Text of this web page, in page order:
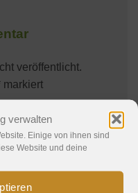
verwalten
Einige von ihnen sind
Website und deine
veröffentlicht.
markiert